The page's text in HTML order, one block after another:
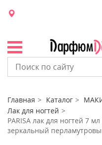
Главная Каталог
Лак для ногтей
PARISA лак для ногтей 7
зеркальный